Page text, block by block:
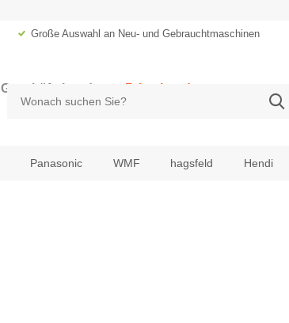
Große Auswahl an Neu- und Gebrauchtmaschinen
Geschäftskunde
zzgl. MwSt.
Privatkunde
Panasonic WMF hagsfeld Hendi